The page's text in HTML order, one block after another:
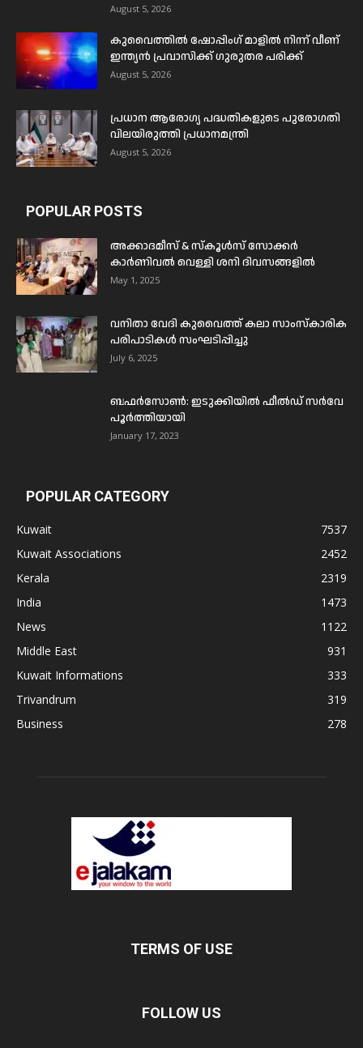
August 5, 2026
കുവൈത്തിൽ ഷോപ്പിംഗ് മാളിൽ നിന്ന് വീണ്
ഇന്ത്യൻ പ്രവാസിക്ക് ഗുരുതര പരിക്ക്
August 5, 2026
പ്രധാന ആരോഗ്യ പദ്ധതികളുടെ പുരോഗതി
വിലയിരുത്തി പ്രധാനമന്ത്രി
August 5, 2026
POPULAR POSTS
അക്കാദമീസ് & സ്കൂൾസ് സോക്കർ
കാർണിവൽ വെള്ളി ശനി ദിവസങ്ങളിൽ
May 1, 2025
വനിതാ വേദി കുവൈത്ത് കലാ സാംസ്കാരിക
പരിപാടികൾ സംഘടിപ്പിച്ചു
July 6, 2025
ബഫര്‍സോണ്‍: ഇടുക്കിയില്‍ ഫീല്‍ഡ് സര്‍വേ
പൂര്‍ത്തിയായി
January 17, 2023
POPULAR CATEGORY
Kuwait
7537
Kuwait Associations
2452
Kerala
2319
India
1473
News
1122
Middle East
931
Kuwait Informations
333
Trivandrum
319
Business
278
TERMS OF USE
FOLLOW US